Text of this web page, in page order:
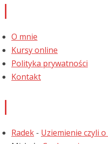
O mnie
Kursy online
Polityka prywatności
Kontakt
Radek - Uziemienie czyli